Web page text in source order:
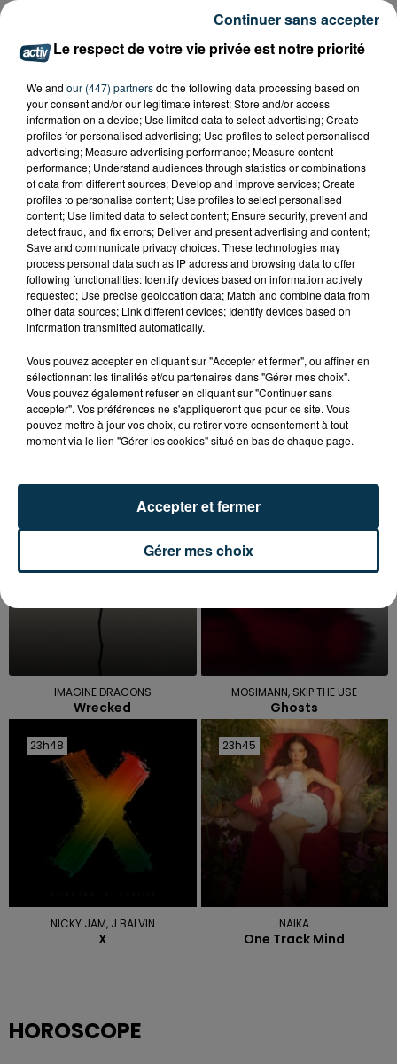
TITRES DIFFUSÉS
IMAGINE DRAGONS
Wrecked
23h51
23h51
MOSIMANN, SKIP THE USE
Ghosts
23h48
23h48
NICKY JAM, J BALVIN
X
23h45
23h45
NAIKA
One Track Mind
HOROSCOPE
Le respect de votre vie privée est notre priorité
We and our (447) partnersdo the following data processing based on
your consent and/or our legitimate interest: Store and/or access
information on a device; Use limited data to select advertising; Create
profiles for personalised advertising; Use profiles to select personalised
advertising; Measure advertising performance; Measure content
performance; Understand audiences through statistics or combinations
of data from different sources; Develop and improve services; Create
profiles to personalise content; Use profiles to select personalised
content; Use limited data to select content; Ensure security, prevent and
detect fraud, and fix errors; Deliver and present advertising and content;
Save and communicate privacy choices. These technologies may
process personal data such as IP address and browsing data to offer
following functionalities: Identify devices based on information actively
requested; Use precise geolocation data; Match and combine data from
other data sources; Link different devices; Identify devices based on
information transmitted automatically.
Vous pouvez accepter en cliquant sur "Accepter et fermer", ou affiner en
sélectionnant les finalités et/ou partenaires dans "Gérer mes choix".
Vous pouvez également refuser en cliquant sur "Continuer sans
accepter". Vos préférences ne s'appliqueront que pour ce site. Vous
pouvez mettre à jour vos choix, ou retirer votre consentement à tout
moment via le lien "Gérer les cookies" situé en bas de chaque page.
Gérer mes choix
Accepter et fermer
Continuer sans accepter